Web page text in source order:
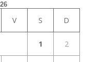
V S D
1 2